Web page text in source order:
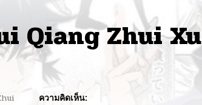
Qiang Zhui Xu
ความคิดเห็น: